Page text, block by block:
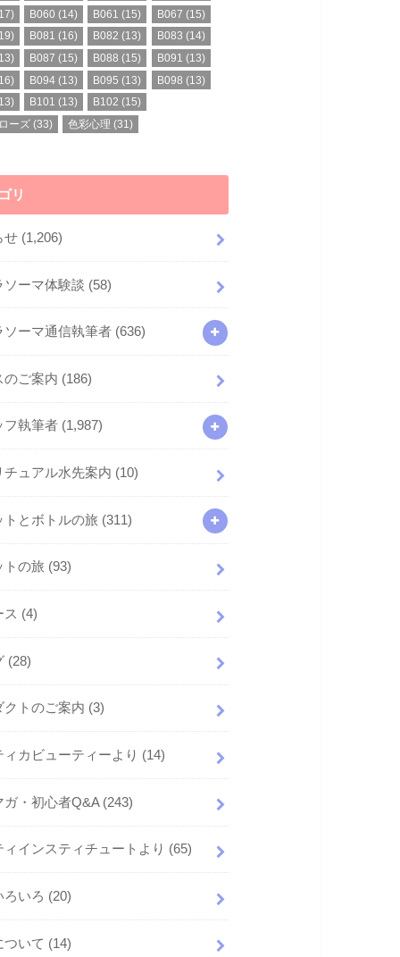
B060 (14) B061 (15) B067 (15)
B081 (16) B082 (13) B083 (14)
B087 (15) B088 (15) B091 (13)
B094 (13) B095 (13) B098 (13)
B101 (13) B102 (15)
ーズ (33) 色彩心理 (31)
リ
せ (1,206)
ソーマ体験談 (58)
ソーマ通信執筆者 (636)
のご案内 (186)
フ執筆者 (1,987)
チュアル水先案内 (10)
トとボトルの旅 (311)
トの旅 (93)
ス (4)
(28)
クトのご案内 (3)
ィカビューティーより (14)
ガ・初心者Q&A (243)
ィインスティチュートより (65)
ろいろ (20)
ついて (14)